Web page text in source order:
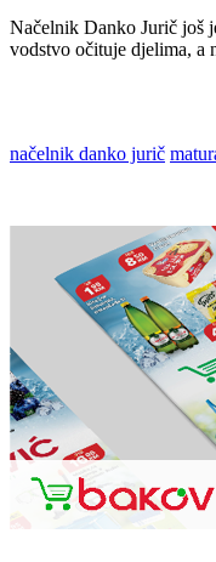
Načelnik Danko Jurič još
vodstvo očituje djelima, a
načelnik danko jurič